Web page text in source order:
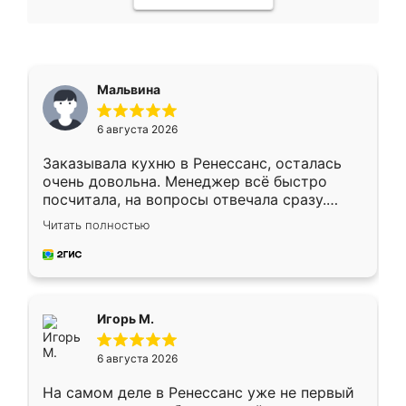
Мальвина
6 августа 2026
Заказывала кухню в Ренессанс, осталась
очень довольна. Менеджер всё быстро
посчитала, на вопросы отвечала сразу.
Замерщик приехал в субботу, подошёл к
делу со всей ответственностью. Собрали
за день, ребята работали аккуратно, даже
Читать полностью
Игорь М.
6 августа 2026
На самом деле в Ренессанс уже не первый